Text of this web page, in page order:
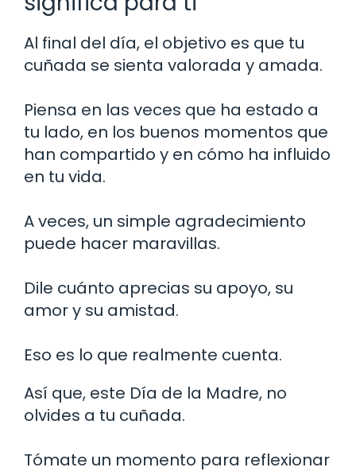
Al final del día, el objetivo es que tu
cuñada se sienta valorada y amada.
Piensa en las veces que ha estado a
tu lado, en los buenos momentos que
han compartido y en cómo ha influido
en tu vida.
A veces, un simple agradecimiento
puede hacer maravillas.
Dile cuánto aprecias su apoyo, su
amor y su amistad.
Eso es lo que realmente cuenta.
Así que, este Día de la Madre, no
olvides a tu cuñada.
Tómate un momento para reflexionar